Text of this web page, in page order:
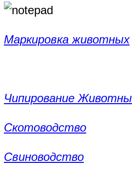
Маркировка животных
Чипирование
Скотоводство
Свиноводство